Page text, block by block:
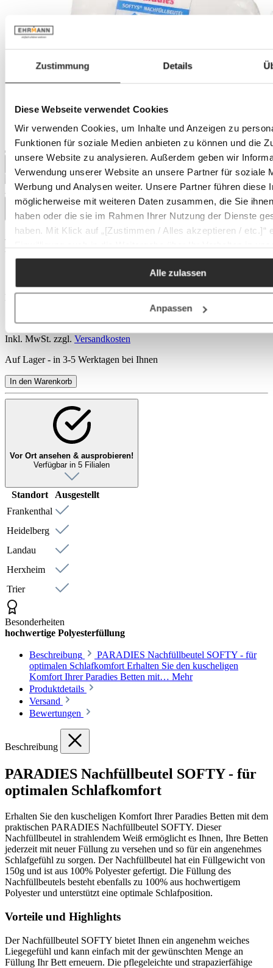
Zustimmung Details
Diese Webseite verwendet Cookies
Wir verwenden Cookies, um Inhalte und Anzeigen zu
Funktionen für soziale Medien anbieten zu können und die
unsere Website zu analysieren. Außerdem geben wir
Verwendung unserer Website an unsere Partner für soziale
Werbung und Analysen weiter. Unsere Partner führen diese
möglicherweise mit weiteren Daten zusammen, die Sie
haben oder die sie im Rahmen Ihrer Nutzung der Dienste
haben. Mit Klick auf „[Zustimmen / Alles akzeptieren / etc.]“
unseren Partner, die shopware AG (Ebbinghoff 10, 48624
Deutschland), die diese Daten Ihnen nicht persönlich
aber zu eigenen Zwecken (z.B. Produktverbesserungen,
Marktverhaltensanalysen) verarbeiten darf.
Alle zulassen
Anpassen
Auf Lager
PARADIES Nachfüllbeutel
Regulärer Preis:
Inkl. MwSt. zzgl. Versandkosten
Auf Lager - in 3-5 Werktagen bei Ihnen
In den Warenkorb
Vor Ort ansehen & ausprobieren!
Verfügbar in 5 Filialen
Standort
Ausgestellt
Frankenthal
Heidelberg
Landau
Herxheim
Trier
Besonderheiten
hochwertige Polyesterfüllung
Beschreibung
PARADIES Nachfüllbeutel SOFTY - für
optimalen Schlafkomfort Erhalten Sie den kuscheligen
Komfort Ihrer Paradies Betten mit… Mehr
Produktdetails
Versand
Bewertungen
Beschreibung
PARADIES Nachfüllbeutel SOFTY - für
optimalen Schlafkomfort
Erhalten Sie den kuscheligen Komfort Ihrer Paradies Betten mit dem
praktischen PARADIES Nachfüllbeutel SOFTY. Dieser
Nachfüllbeutel in strahlendem Weiß ermöglicht es Ihnen, Ihre Betten
jederzeit mit neuer Füllung zu versehen und so für ein angenehmes
Schlafgefühl zu sorgen. Der Nachfüllbeutel hat ein Füllgewicht von
150g und ist aus 100% Polyester gefertigt. Die Füllung des
Nachfüllbeutels besteht ebenfalls zu 100% aus hochwertigem
Polyester und unterstützt eine optimale Schlafposition.
Vorteile und Highlights
Der Nachfüllbeutel SOFTY bietet Ihnen ein angenehm weiches
Liegegefühl und kann einfach mit der gewünschten Menge an
Füllung Ihr Bett erneuern. Die pflegeleichte und strapazierfähige